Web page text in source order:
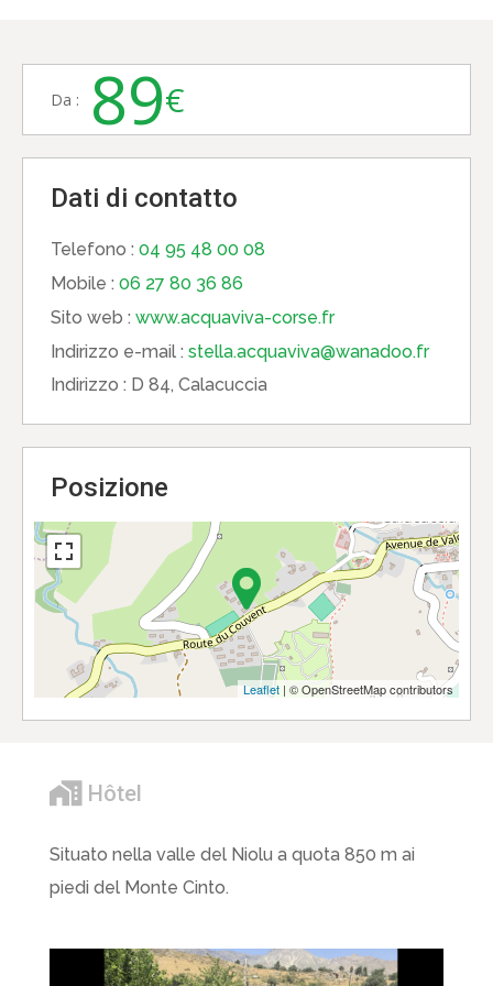
Da : 89€
Dati di contatto
Telefono : 04 95 48 00 08
Mobile : 06 27 80 36 86
Sito web : www.acquaviva-corse.fr
Indirizzo e-mail : stella.acquaviva@wanadoo.fr
Indirizzo : D 84, Calacuccia
Posizione
Leaflet | © OpenStreetMap contributors
Hôtel
Situato nella valle del Niolu a quota 850 m ai
piedi del Monte Cinto.